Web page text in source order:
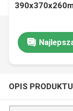
OPIS PRODUKTU